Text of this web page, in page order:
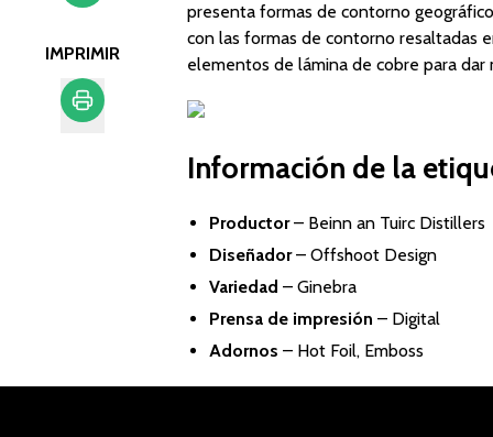
IMPRIMIR
presenta formas de contorno
con las formas de contorno resaltadas
elementos de lámina de cobre para dar
Información de la
Productor– Beinn an Tuirc Distillers
Diseñador– Offshoot Design
Variedad – Ginebra
Prensa de impresión – Digital
Adornos – Hot Foil, Emboss